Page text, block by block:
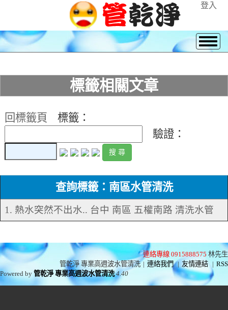
登入
標籤相關文章
回標籤頁
標籤：
驗證：
查詢標籤：南區水管清洗
1. 熱水突然不出水.. 台中 南區 五權南路 清洗水管
連絡專線 0915888575 林先生
管乾淨 專業高週波水管清洗 | 連絡我們 | 友情連結 | RSS
Powered by管乾淨 專業高週波水管清洗 4.40